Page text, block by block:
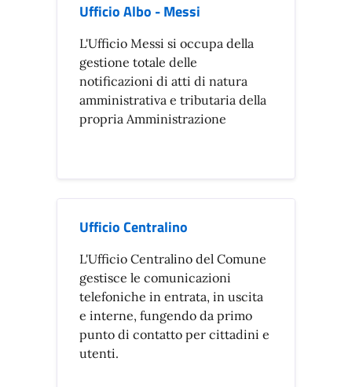
Ufficio Albo - Messi
L'Ufficio Messi si occupa della
gestione totale delle
notificazioni di atti di natura
amministrativa e tributaria della
propria Amministrazione
Ufficio Centralino
L'Ufficio Centralino del Comune
gestisce le comunicazioni
telefoniche in entrata, in uscita
e interne, fungendo da primo
punto di contatto per cittadini e
utenti.